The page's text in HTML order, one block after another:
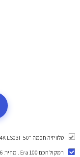
טלוויזיה חכמה "50 ‎The Frame QLED 4K LS03F. מחיר: 3,990 ₪.
רמקול חכם Era 100
. מחיר: 806 ₪ (במקום 849 ₪).